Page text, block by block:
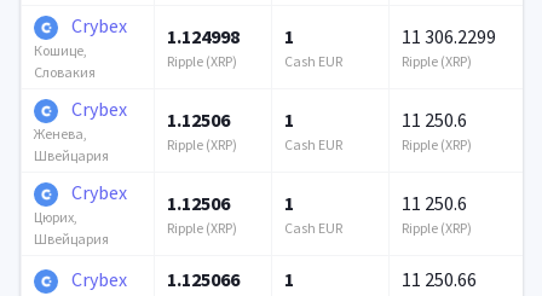
Crybex
Кошице,
Словакия
1.124998
Ripple (XRP)
1
Cash EUR
11 306.2299
Ripple (XRP)
Crybex
Женева,
Швейцария
1.12506
Ripple (XRP)
1
Cash EUR
11 250.6
Ripple (XRP)
Crybex
Цюрих,
Швейцария
1.12506
Ripple (XRP)
1
Cash EUR
11 250.6
Ripple (XRP)
Crybex 1.125066 1 11 250.66